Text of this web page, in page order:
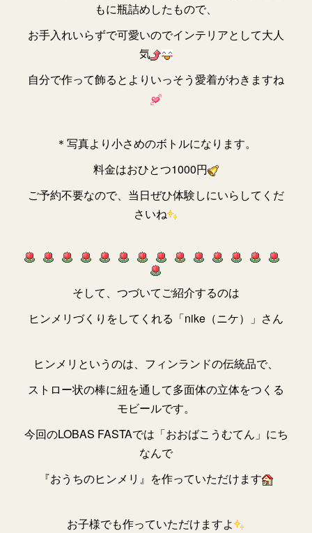
もに瓶詰めしたもので、
お手入れいらずで可愛いのでインテリアとして大人
気
自分で作って飾るとよりいっそう愛着がわきますね
＊写真より小さめのボトルになります。
料金はおひとつ1000円
ご予約不要なので、当日ぜひ体験しにいらしてくだ
さいね
そして、つづいてご紹介するのは
ヒンメリづくりをしてくれる「nike（ニケ）」さん
ヒンメリというのは、フィンランドの伝統品で、
ストロー状の棒に紐を通して多面体の立体をつくる
モビールです。
今回のLOBAS FASTAでは「おおばこうむてん」にち
なんで
『おうちのヒンメリ』を作っていただけます
お子様でも作っていただけますよ